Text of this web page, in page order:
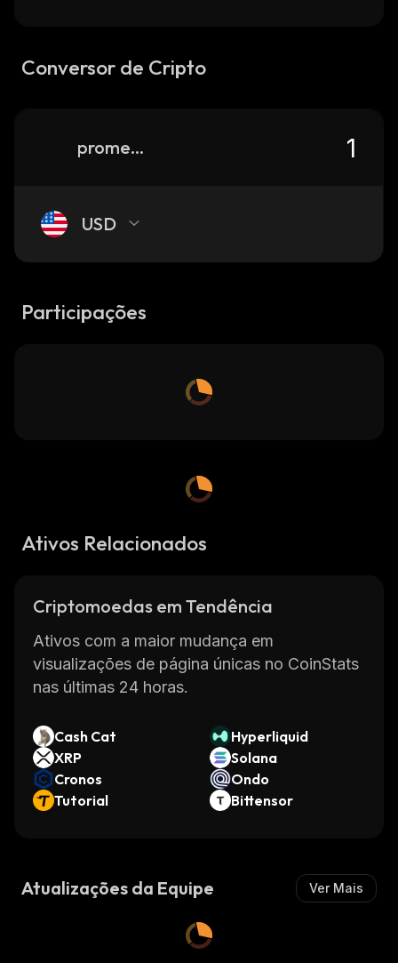
Conversor de Cripto
prometheum-prodigy
USD
Participações
Ativos Relacionados
Criptomoedas em Tendência
Ativos com a maior mudança em
visualizações de página únicas no CoinStats
nas últimas 24 horas.
Cash Cat
Hyperliquid
XRP
Solana
Cronos
Ondo
Tutorial
Bittensor
Atualizações da Equipe Ver Mais